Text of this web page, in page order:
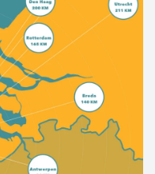
de plages de sable,
nature sauvage,